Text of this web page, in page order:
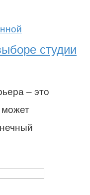
студии
– это
может